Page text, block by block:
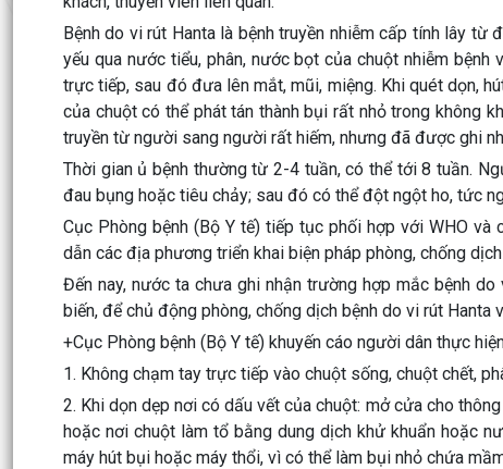
Bệnh do vi rút Hanta là bệnh truyền nhiễm cấp tính lây
yếu qua nước tiểu, phân, nước bọt của chuột nhiễm
trực tiếp, sau đó đưa lên mắt, mũi, miệng. Khi quét dọn,
của chuột có thể phát tán thành bụi rất nhỏ trong không
truyền từ người sang người rất hiếm, nhưng đã được ghi
Thời gian ủ bệnh thường từ 2-4 tuần, có thể tới 8 tuần.
đau bụng hoặc tiêu chảy; sau đó có thể đột ngột ho, tức
Cục Phòng bệnh (Bộ Y tế) tiếp tục phối hợp với WHO
dẫn các địa phương triển khai biện pháp phòng, chống
Đến nay, nước ta chưa ghi nhận trường hợp mắc bệnh
biến, để chủ động phòng, chống dịch bệnh do vi rút
+Cục Phòng bệnh (Bộ Y tế) khuyến cáo người dân thực
1. Không chạm tay trực tiếp vào chuột sống, chuột chết,
2. Khi dọn dẹp nơi có dấu vết của chuột: mở cửa cho
hoặc nơi chuột làm tổ bằng dung dịch khử khuẩn hoặc
máy hút bụi hoặc máy thổi, vì có thể làm bụi nhỏ chứa